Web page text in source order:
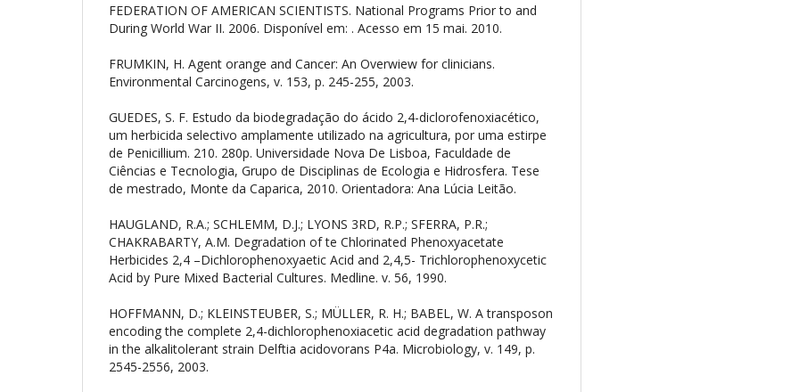
FEDERATION OF AMERICAN SCIENTISTS. National Programs Prior to and
During World War II. 2006. Disponível em: . Acesso em 15 mai. 2010.
FRUMKIN, H. Agent orange and Cancer: An Overwiew for clinicians.
Environmental Carcinogens, v. 153, p. 245-255, 2003.
GUEDES, S. F. Estudo da biodegradação do ácido 2,4-diclorofenoxiacético,
um herbicida selectivo amplamente utilizado na agricultura, por uma estirpe
de Penicillium. 210. 280p. Universidade Nova De Lisboa, Faculdade de
Ciências e Tecnologia, Grupo de Disciplinas de Ecologia e Hidrosfera. Tese
de mestrado, Monte da Caparica, 2010. Orientadora: Ana Lúcia Leitão.
HAUGLAND, R.A.; SCHLEMM, D.J.; LYONS 3RD, R.P.; SFERRA, P.R.;
CHAKRABARTY, A.M. Degradation of te Chlorinated Phenoxyacetate
Herbicides 2,4 –Dichlorophenoxyaetic Acid and 2,4,5- Trichlorophenoxycetic
Acid by Pure Mixed Bacterial Cultures. Medline. v. 56, 1990.
HOFFMANN, D.; KLEINSTEUBER, S.; MÜLLER, R. H.; BABEL, W. A transposon
encoding the complete 2,4-dichlorophenoxiacetic acid degradation pathway
in the alkalitolerant strain Delftia acidovorans P4a. Microbiology, v. 149, p.
2545-2556, 2003.